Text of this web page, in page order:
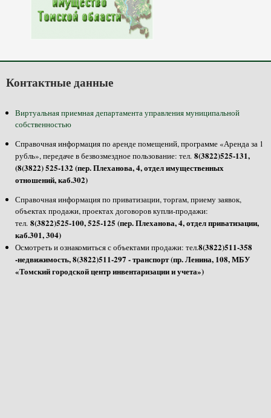
Контактные данные
Виртуальная приемная департамента управления муниципальной
собственностью
Справочная информация по аренде помещений, программе «Аренда за 1
рубль», передаче в безвозмездное пользование: тел. 8(3822)525-131,
(8(3822) 525-132 (пер. Плеханова, 4, отдел имущественных
отношений, каб.302)
Справочная информация по приватизации, торгам, приему заявок,
объектах продажи, проектах договоров купли-продажи:
тел. 8(3822)525-100, 525-125 (пер. Плеханова, 4, отдел приватизации,
каб.301, 304)
Осмотреть и ознакомиться с объектами продажи: тел.8(3822)511-358
-недвижимость, 8(3822)511-297 - транспорт (пр. Ленина, 108, МБУ
«Томский городской центр инвентаризации и учета»)